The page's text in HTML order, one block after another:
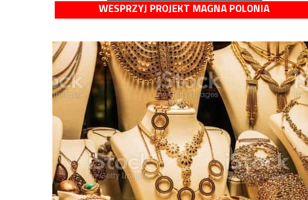
WESPRZYJ PROJEKT MAGNA POLONIA